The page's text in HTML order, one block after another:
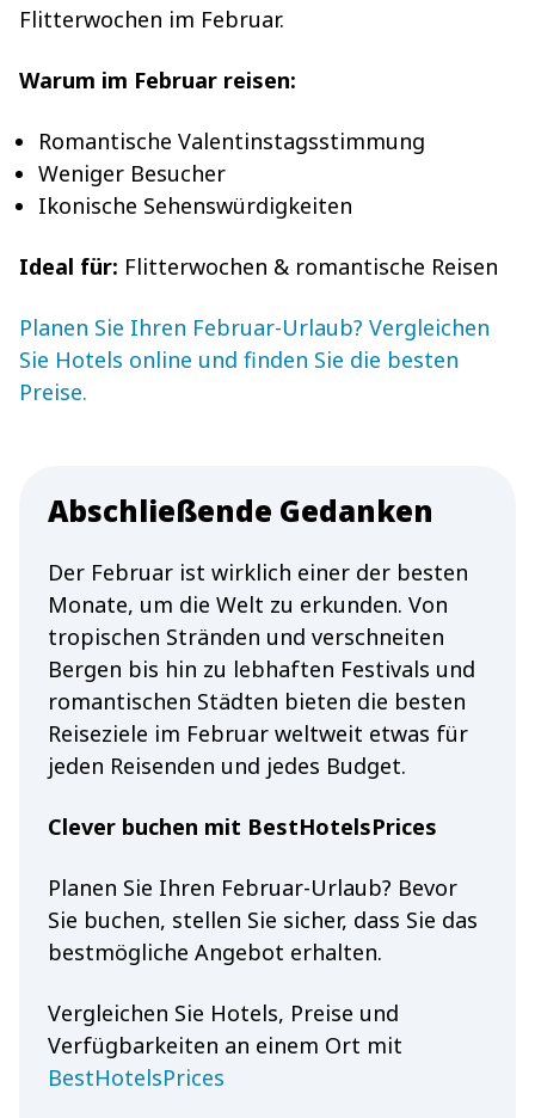
Flitterwochen im Februar.
Warum im Februar reisen:
Romantische Valentinstagsstimmung
Weniger Besucher
Ikonische Sehenswürdigkeiten
Ideal für: Flitterwochen & romantische Reisen
Planen Sie Ihren Februar-Urlaub? Vergleichen
Sie Hotels online und finden Sie die besten
Preise.
Abschließende Gedanken
Der Februar ist wirklich einer der besten
Monate, um die Welt zu erkunden. Von
tropischen Stränden und verschneiten
Bergen bis hin zu lebhaften Festivals und
romantischen Städten bieten die besten
Reiseziele im Februar weltweit etwas für
jeden Reisenden und jedes Budget.
Clever buchen mit BestHotelsPrices
Planen Sie Ihren Februar-Urlaub? Bevor
Sie buchen, stellen Sie sicher, dass Sie das
bestmögliche Angebot erhalten.
Vergleichen Sie Hotels, Preise und
Verfügbarkeiten an einem Ort mit
BestHotelsPrices